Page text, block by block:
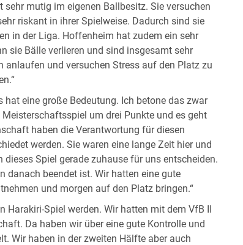
sehr mutig im eigenen Ballbesitz. Sie versuchen
riskant in ihrer Spielweise. Dadurch sind sie
in der Liga. Hoffenheim hat zudem ein sehr
sie Bälle verlieren und sind insgesamt sehr
anlaufen und versuchen Stress auf den Platz zu
hat eine große Bedeutung. Ich betone das zwar
um drei Punkte und es geht
haben die Verantwortung für diesen
werden. Sie waren eine lange Zeit hier und
Spiel gerade zuhause für uns entscheiden.
danach beendet ist. Wir hatten eine gute
und morgen auf den Platz bringen.“
Harakiri-Spiel werden. Wir hatten mit dem VfB II
Da haben wir über eine gute Kontrolle und
Wir haben in der zweiten Hälfte aber auch